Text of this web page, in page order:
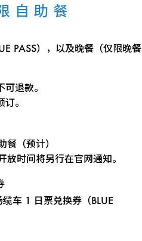
自助餐
PASS），以及晚餐（仅限晚餐
退款。
。
（预计）
时间将另行在官网通知。
车 1 日票兑换券（BLUE